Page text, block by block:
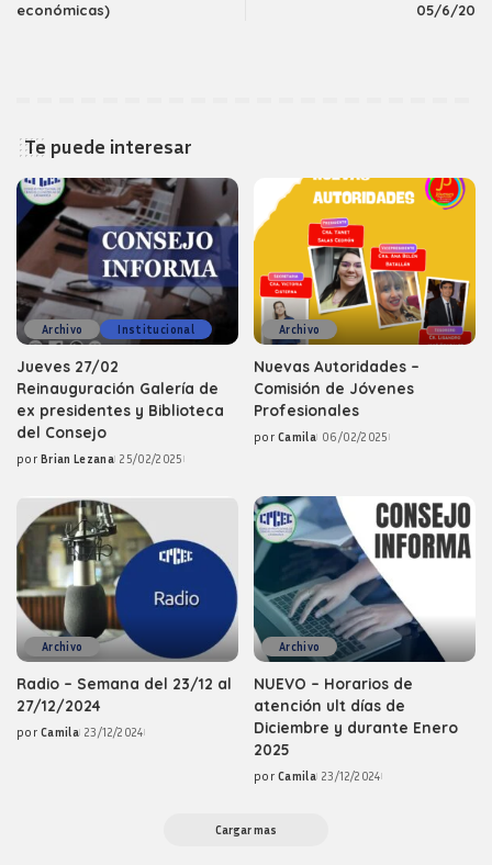
económicas)
05/6/20
Te puede interesar
Archivo Institucional
Jueves 27/02
Reinauguración Galería de
ex presidentes y Biblioteca
del Consejo
Posted
por Brian Lezana 25/02/2025
Archivo
Nuevas Autoridades –
Comisión de Jóvenes
Profesionales
Posted
por Camila 06/02/2025
Archivo
Radio – Semana del 23/12 al
27/12/2024
Posted
por Camila 23/12/2024
Archivo
NUEVO – Horarios de
atención ult días de
Diciembre y durante Enero
2025
Posted
por Camila 23/12/2024
Cargar mas